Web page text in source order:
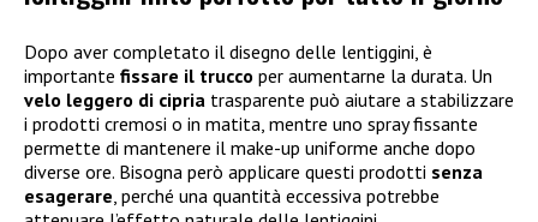
Dopo aver completato il disegno delle lentiggini, è
importante fissare il trucco per aumentarne la durata. Un
velo leggero di cipria trasparente può aiutare a stabilizzare
i prodotti cremosi o in matita, mentre uno spray fissante
permette di mantenere il make-up uniforme anche dopo
diverse ore. Bisogna però applicare questi prodotti senza
esagerare, perché una quantità eccessiva potrebbe